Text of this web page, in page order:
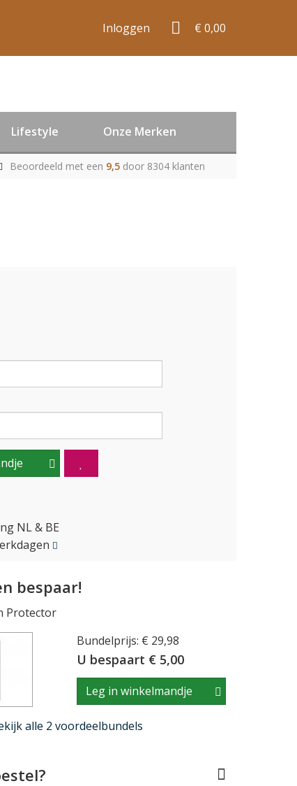
Inloggen € 0,00
Lifestyle Onze Merken
Beoordeeld met een 9,5 door 8304 klanten
NL & BE
bespaar!
Protector
Bundelprijs: € 29,98
U bespaart € 5,00
Leg in winkelmandje
alle 2 voordeelbundels